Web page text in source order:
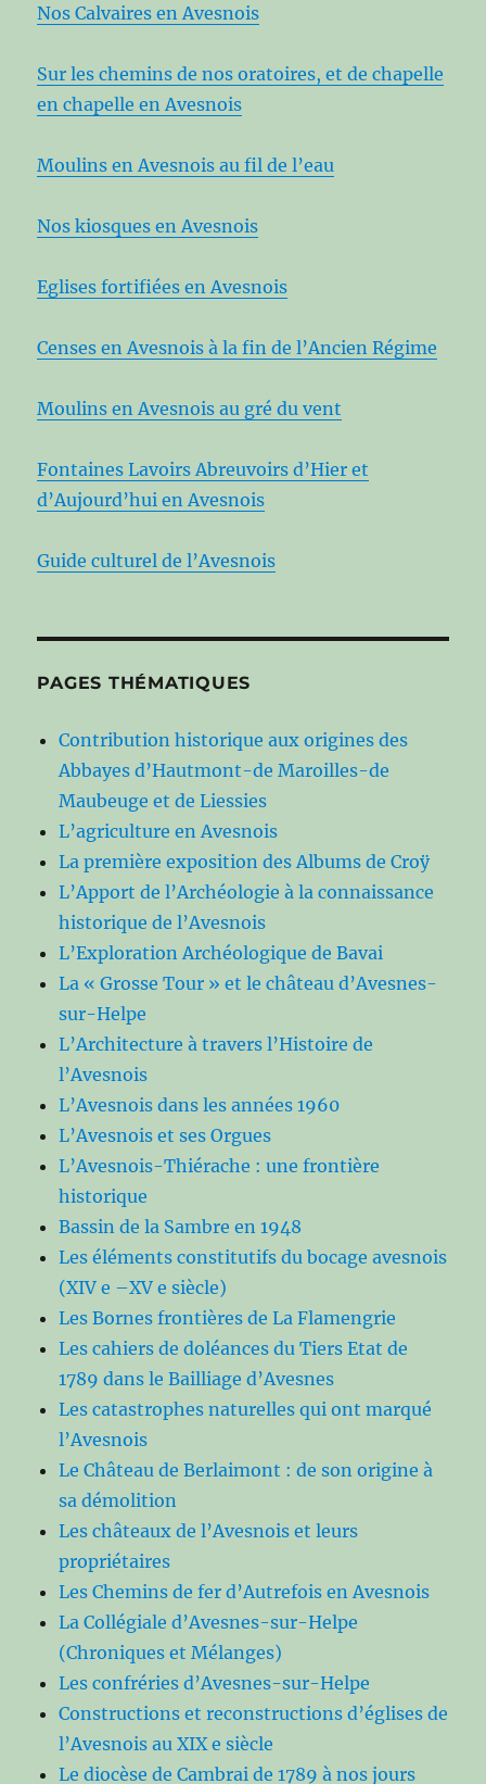
Nos Calvaires en Avesnois
Sur les chemins de nos oratoires, et de chapelle
en chapelle en Avesnois
Moulins en Avesnois au fil de l’eau
Nos kiosques en Avesnois
Eglises fortifiées en Avesnois
Censes en Avesnois à la fin de l’Ancien Régime
Moulins en Avesnois au gré du vent
Fontaines Lavoirs Abreuvoirs d’Hier et
d’Aujourd’hui en Avesnois
Guide culturel de l’Avesnois
PAGES THÉMATIQUES
Contribution historique aux origines des
Abbayes d’Hautmont-de Maroilles-de
Maubeuge et de Liessies
L’agriculture en Avesnois
La première exposition des Albums de Croÿ
L’Apport de l’Archéologie à la connaissance
historique de l’Avesnois
L’Exploration Archéologique de Bavai
La « Grosse Tour » et le château d’Avesnes-
sur-Helpe
L’Architecture à travers l’Histoire de
l’Avesnois
L’Avesnois dans les années 1960
L’Avesnois et ses Orgues
L’Avesnois-Thiérache : une frontière
historique
Bassin de la Sambre en 1948
Les éléments constitutifs du bocage avesnois
(XIV e –XV e siècle)
Les Bornes frontières de La Flamengrie
Les cahiers de doléances du Tiers Etat de
1789 dans le Bailliage d’Avesnes
Les catastrophes naturelles qui ont marqué
l’Avesnois
Le Château de Berlaimont : de son origine à
sa démolition
Les châteaux de l’Avesnois et leurs
propriétaires
Les Chemins de fer d’Autrefois en Avesnois
La Collégiale d’Avesnes-sur-Helpe
(Chroniques et Mélanges)
Les confréries d’Avesnes-sur-Helpe
Constructions et reconstructions d’églises de
l’Avesnois au XIX e siècle
Le diocèse de Cambrai de 1789 à nos jours